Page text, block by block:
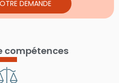
DEMANDE
compétences